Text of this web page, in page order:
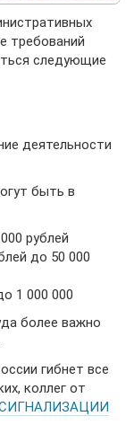
требований
следующие
деятельности
быть в
рублей
до 50 000
1 000 000
более важно
гибнет все
коллег от